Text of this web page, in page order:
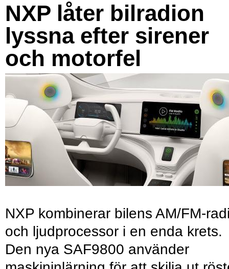
NXP låter bilradion
lyssna efter sirener
och motorfel
NXP kombinerar bilens AM/FM-
och ljudprocessor i en enda krets.
Den nya SAF9800 använder